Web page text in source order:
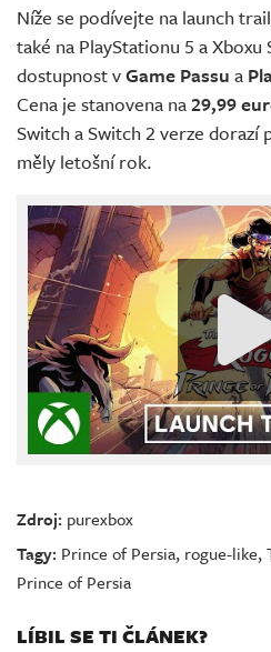
Níže se podívejte na launch
také na PlayStationu 5 a Xboxu
dostupnost vGame Passu a
Cena je stanovena na29,99
Switch a Switch 2 verze dorazí
měly letošní rok.
Zdroj: purexbox
Tagy: Prince of Persia, rogue-like,
Prince of Persia
LÍBIL SE TI ČLÁNEK?